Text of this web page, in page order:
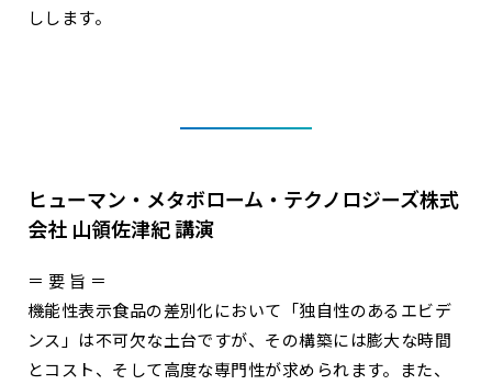
しします。
ヒューマン・メタボローム・テクノロジーズ株式
会社 山領佐津紀 講演
＝ 要 旨 ＝
機能性表示食品の差別化において「独自性のあるエビデ
ンス」は不可欠な土台ですが、その構築には膨大な時間
とコスト、そして高度な専門性が求められます。また、